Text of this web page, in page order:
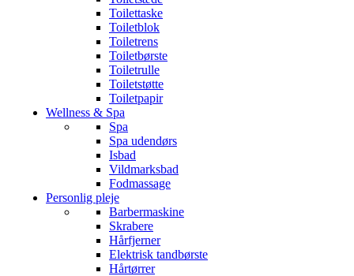
Toilettaske
Toiletblok
Toiletrens
Toiletbørste
Toiletrulle
Toiletstøtte
Toiletpapir
Wellness & Spa
Spa
Spa udendørs
Isbad
Vildmarksbad
Fodmassage
Personlig pleje
Barbermaskine
Skrabere
Hårfjerner
Elektrisk tandbørste
Hårtørrer